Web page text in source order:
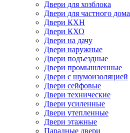
Двери для хозблока
Двери для частного дома
Двери КХН
Двери КХО
Двери на дачу
Двери наружные
Двери подъездные
Двери промышленные
Двери с шумоизоляцией
Двери сейфовые
Двери технические
Двери усиленные
Двери утепленные
Двери этажные
Парадные двери